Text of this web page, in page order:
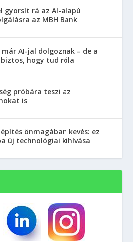
gyorsít rá az AI-alapú
az MBH Bank
AI-jal dolgoznak – de a
biztos, hogy tud róla
próbára teszi az
is
önmagában kevés: ez
új technológiai kihívása